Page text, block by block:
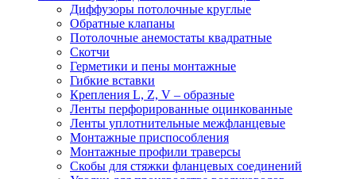
Диффузоры потолочные круглые
Обратные клапаны
Потолочные анемостаты квадратные
Скотчи
Герметики и пены монтажные
Гибкие вставки
Крепления L, Z, V – образные
Ленты перфорированные оцинкованные
Ленты уплотнительные межфланцевые
Монтажные приспособления
Монтажные профили траверсы
Скобы для стяжки фланцевых соединений